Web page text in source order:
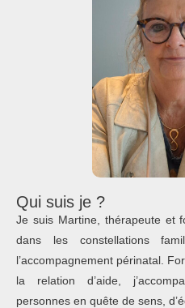
Qui suis je ?
Je suis Martine, thérapeute et
dans les constellations
l’accompagnement périnatal.
la relation d’aide,
personnes en quête de sens,